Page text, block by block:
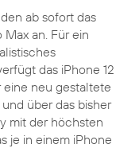
ab sofort das
Max an. Für ein
das iPhone 12
eine neu gestaltete
über das bisher
mit der höchsten
je in einem iPhone